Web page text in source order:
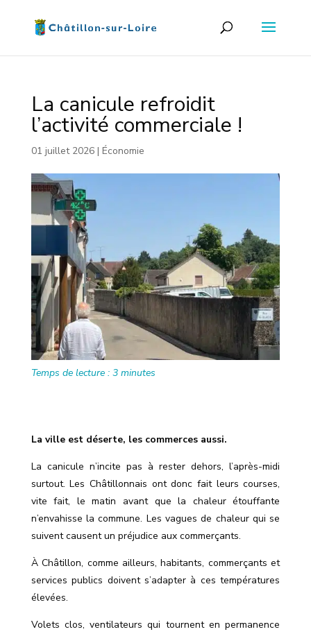
La canicule refroidit
l’activité commerciale !
01 juillet 2026| Économie
Temps de lecture : 3 minutes
La ville est déserte, les commerces aussi.
La canicule n’incite pas à rester dehors, l’après-midi
surtout. Les Châtillonnais ont donc fait leurs courses,
vite fait, le matin avant que la chaleur étouffante
n’envahisse la commune. Les vagues de chaleur qui se
suivent causent un préjudice aux commerçants.
À Châtillon, comme ailleurs, habitants, commerçants et
services publics doivent s’adapter à ces températures
élevées.
Volets clos, ventilateurs qui tournent en permanence